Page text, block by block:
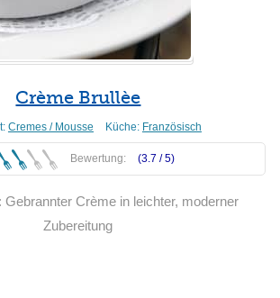
Crème Brullèe
Cremes / Mousse Küche: Französisch
Bewertung: (3.7 /5)
Gebrannter Crème in leichter, moderner
Zubereitung